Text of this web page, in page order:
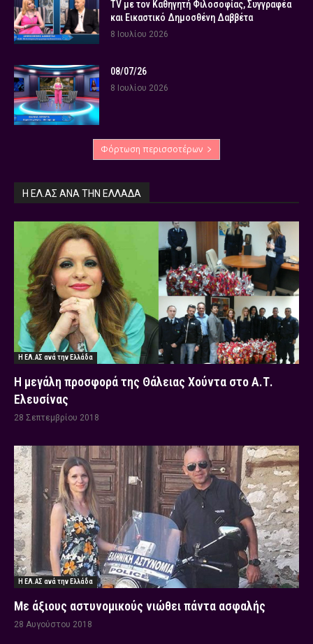
TV με τον Καθηγητή Φιλοσοφίας, Συγγραφέα
και Εικαστικό Δημοσθένη Δαββέτα
8 Ιουλίου 2026
08/07/26
8 Ιουλίου 2026
Φόρτωση περισσοτέρων
Η ΕΛ.ΑΣ ΑΝΆ ΤΗΝ ΕΛΛΆΔΑ
Η ΕΛ.ΑΣ ανά την Ελλάδα
Η μεγάλη προσφορά της Θάλειας Χούντα στο Α.Τ.
Ελευσίνας
28 Σεπτεμβρίου 2018
Η ΕΛ.ΑΣ ανά την Ελλάδα
Με άξιους αστυνομικούς νιώθει πάντα ασφαλής
28 Αυγούστου 2018